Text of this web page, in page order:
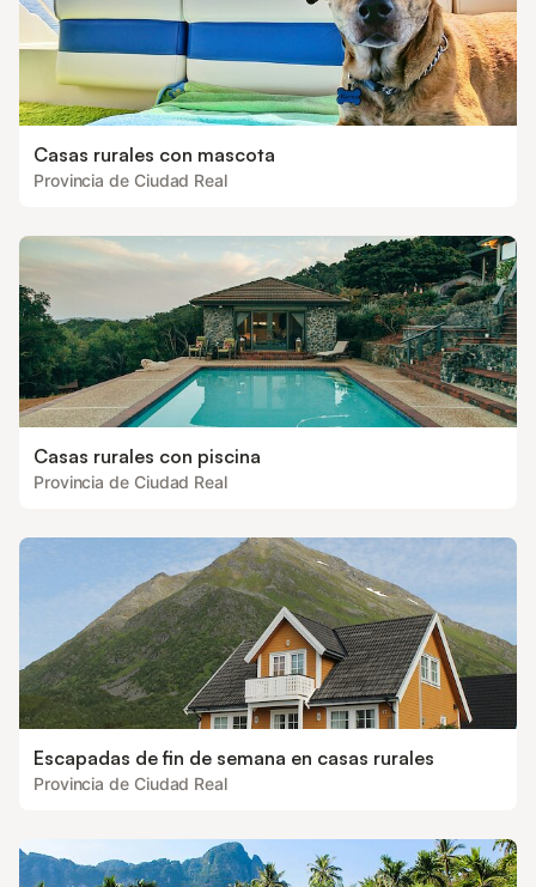
Casas rurales con mascota
Provincia de Ciudad Real
Casas rurales con piscina
Provincia de Ciudad Real
Escapadas de fin de semana en casas rurales
Provincia de Ciudad Real